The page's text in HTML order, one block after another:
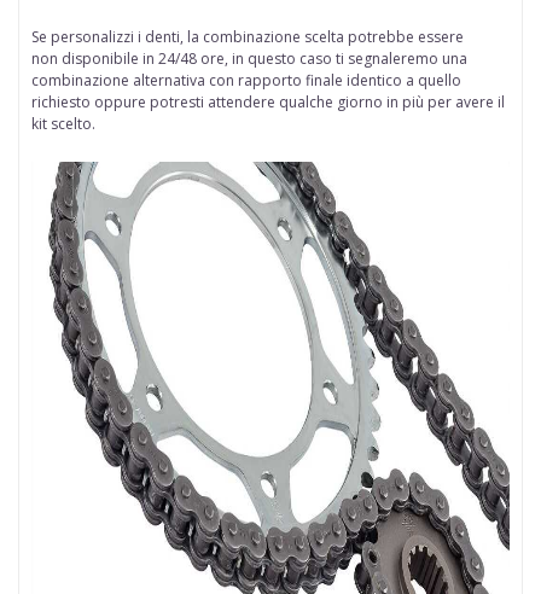
Se personalizzi i denti, la combinazione scelta potrebbe essere
non disponibile in 24/48 ore, in questo caso ti segnaleremo una
combinazione alternativa con rapporto finale identico a quello
richiesto oppure potresti attendere qualche giorno in più per avere il
kit scelto.